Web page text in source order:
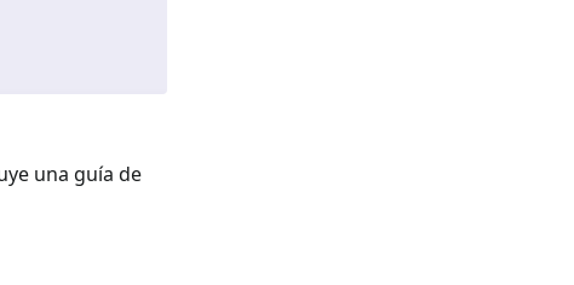
una guía de